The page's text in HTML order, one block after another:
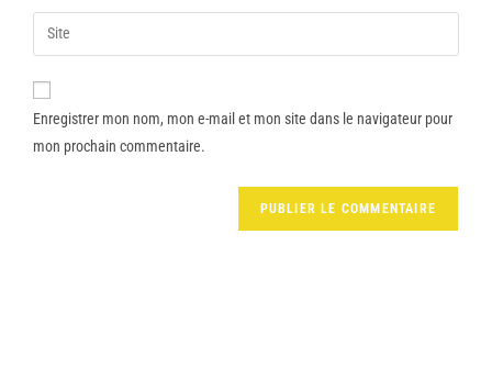
Enregistrer mon nom, mon e-mail et mon site dans le navigateur pour
mon prochain commentaire.